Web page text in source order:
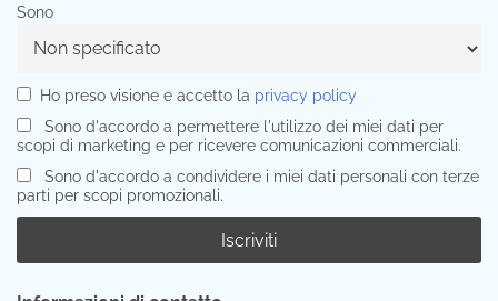
Sono
Ho preso visione e accetto la privacy policy
Sono d'accordo a permettere l'utilizzo dei miei dati per
scopi di marketing e per ricevere comunicazioni commerciali.
Sono d'accordo a condividere i miei dati personali con terze
parti per scopi promozionali.